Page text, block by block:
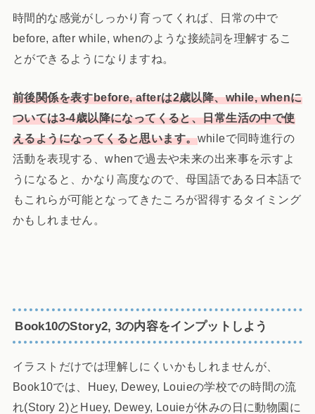
時間的な感覚がしっかり育ってくれば、日常の中で
before, after while, whenのような接続詞を理解するこ
とができるようになりますね。
前後関係を表すbefore, afterは2歳以降、while, whenに
ついては3-4歳以降になってくると、日常生活の中で使
えるようになってくると思います。whileで同時進行の
活動を表現する、whenで過去や未来の出来事を示すよ
うになると、かなり高度なので、母国語である日本語で
もこれらが可能となってきたころが習得するタイミング
かもしれません。
Book10のStory2, 3の内容をインプットしよう
イラストだけでは理解しにくいかもしれませんが、
Book10では、Huey, Dewey, Louieの学校での時間の流
れ(Story 2)とHuey, Dewey, Louieが休みの日に動物園に